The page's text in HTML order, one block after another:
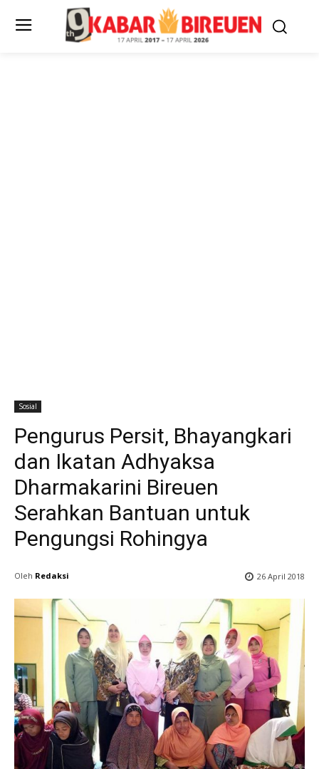
Sosial
Pengurus Persit, Bhayangkari
dan Ikatan Adhyaksa
Dharmakarini Bireuen
Serahkan Bantuan untuk
Pengungsi Rohingya
Oleh Redaksi 26 April 2018